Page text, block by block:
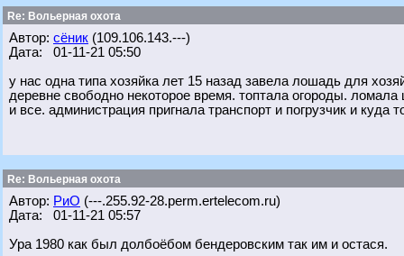
Re: Вольерная охота
Автор: сёник (109.106.143.---)
Дата: 01-11-21 05:50
у нас одна типа хозяйка лет 15 назад завела лошадь для
деревне свободно некоторое время. топтала огороды.
и все. администрация пригнала транспорт и погрузчик и
Re: Вольерная охота
Автор: РиО (---.255.92-28.perm.ertelecom.ru)
Дата: 01-11-21 05:57
Ура 1980 как был долбоёбом бендеровским так им и остася.